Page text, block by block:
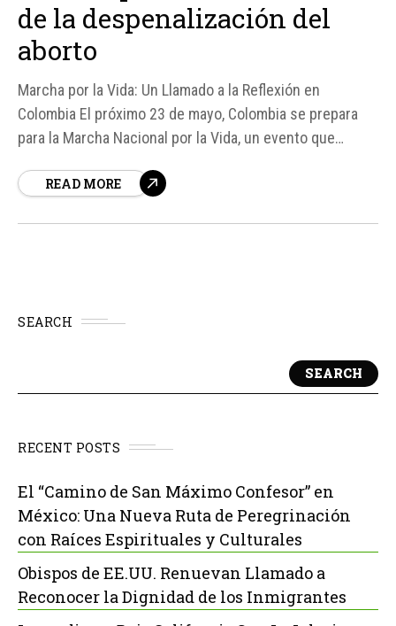
de la despenalización del
aborto
Marcha por la Vida: Un Llamado a la Reflexión en
Colombia El próximo 23 de mayo, Colombia se prepara
para la Marcha Nacional por la Vida, un evento que
en el país. Según fuentes, esta manifestación busca
READ MORE
SEARCH
SEARCH
RECENT POSTS
El “Camino de San Máximo Confesor” en
México: Una Nueva Ruta de Peregrinación
con Raíces Espirituales y Culturales
Obispos de EE.UU. Renuevan Llamado a
Reconocer la Dignidad de los Inmigrantes